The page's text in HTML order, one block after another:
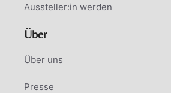
Aussteller:in werden
Über
Über uns
Presse